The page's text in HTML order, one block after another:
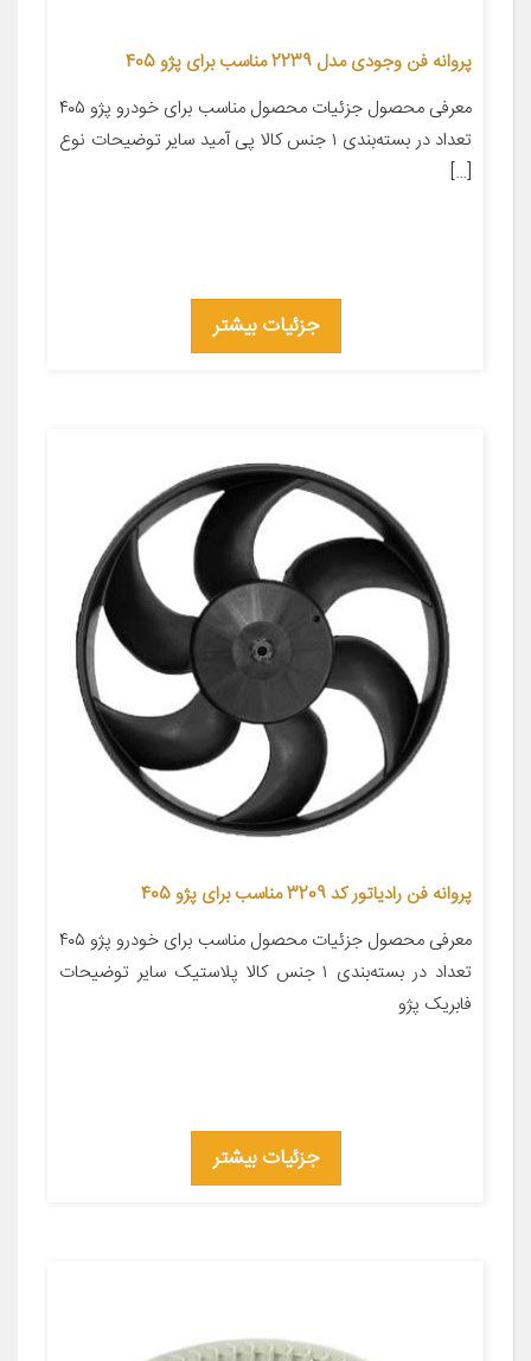
پروانه فن وجودی مدل 2239 مناسب برای پژو 405
معرفی محصول جزئیات محصول مناسب برای خودرو پژو ۴۰۵
تعداد در بسته‌بندی ۱ جنس کالا پی آمید سایر توضیحات نوع
[…]
جزئیات بیشتر
پروانه فن رادیاتور کد 3209 مناسب برای پژو 405
معرفی محصول جزئیات محصول مناسب برای خودرو پژو ۴۰۵
تعداد در بسته‌بندی ۱ جنس کالا پلاستیک سایر توضیحات
فابریک پژو
جزئیات بیشتر